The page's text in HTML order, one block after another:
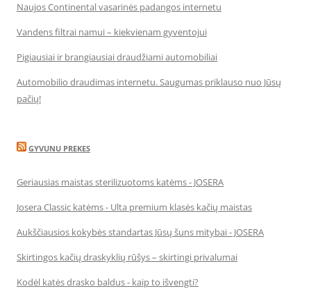
Naujos Continental vasarinės padangos internetu
Vandens filtrai namui – kiekvienam gyventojui
Pigiausiai ir brangiausiai draudžiami automobiliai
Automobilio draudimas internetu. Saugumas priklauso nuo Jūsų
pačių!
GYVUNU PREKES
Geriausias maistas sterilizuotoms katėms - JOSERA
Josera Classic katėms - Ulta premium klasės kačių maistas
Aukščiausios kokybės standartas Jūsų šuns mitybai - JOSERA
Skirtingos kačių draskyklių rūšys – skirtingi privalumai
Kodėl katės drasko baldus - kaip to išvengti?